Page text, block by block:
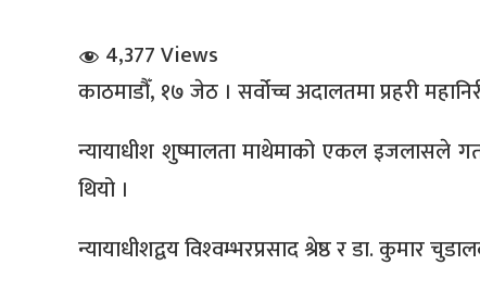
4,377 Views
काठमाडौँ, १७ जेठ । सर्वोच्च अदालतमा प्रहरी
न्यायाधीश शुष्मालता माथेमाको एकल इजलासले
थियो ।
न्यायाधीशद्वय विश्‍वम्भरप्रसाद श्रेष्ठ र डा. कुमार